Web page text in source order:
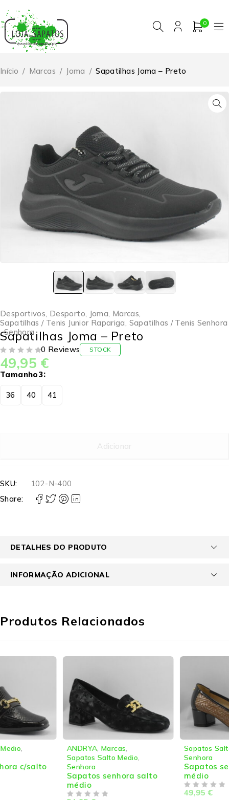
0
Início / Marcas / Joma / Sapatilhas Joma – Preto
Desportivos, Desporto, Joma, Marcas,
Sapatilhas / Tenis Junior Rapariga, Sapatilhas / Tenis Senhora
,Senhora
Sapatilhas Joma – Preto
0 Reviews STOCK
49,95 €
Tamanho3
36 40 41
Adicionar
SKU:
102-N-400
Share:
DETALHES DO PRODUTO
INFORMAÇÃO ADICIONAL
Produtos Relacionados
ANDRYA
Sapatos Salto Medio,
Senhora
Sapatos senhora salto
Sapatos Salto Medio,
Senhora
Sapatos senhora salto
médio